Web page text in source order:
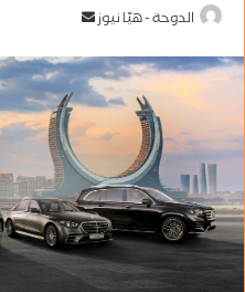
الدوحة - هيّا نيوز
س
ل
ب
ر
ي
د
ا
إ